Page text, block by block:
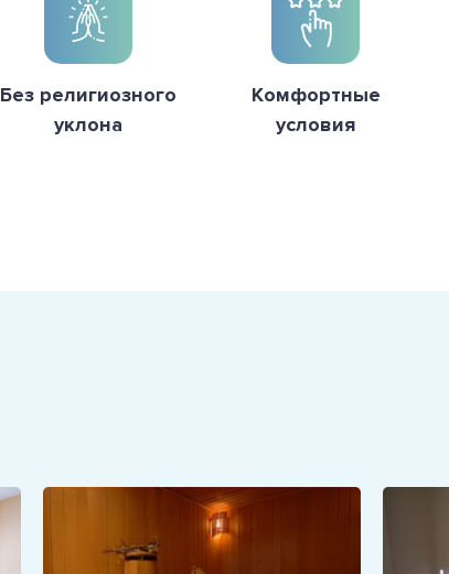
Без религиозного
уклона
Комфортные
условия